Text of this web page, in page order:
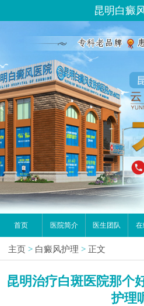
昆明白癜
首页 医院简介 医生团队 在
主页 > 白癜风护理 > 正文
昆明治疗白斑医院那个
护理